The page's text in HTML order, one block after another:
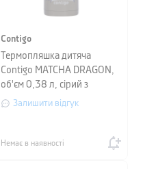
Contigo
Термопляшка дитяча
Contigo MATCHA DRAGON,
об'єм 0,38 л, сірий з
малюнком
Залишити відгук
Немає в наявності